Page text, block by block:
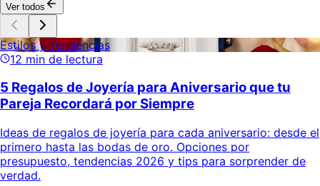
Ver todos
Estilos y Tendencias
12 min de lectura
5 Regalos de Joyería para Aniversario que tu
Pareja Recordará por Siempre
Ideas de regalos de joyería para cada aniversario: desde el
primero hasta las bodas de oro. Opciones por
presupuesto, tendencias 2026 y tips para sorprender de
verdad.